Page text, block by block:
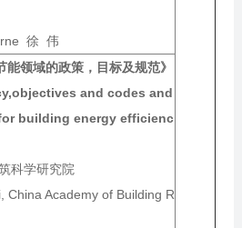
徐 伟
能领域的政策，目标及规范》
and codes and
building energy efficienc
科学研究院
China Academy of Building R